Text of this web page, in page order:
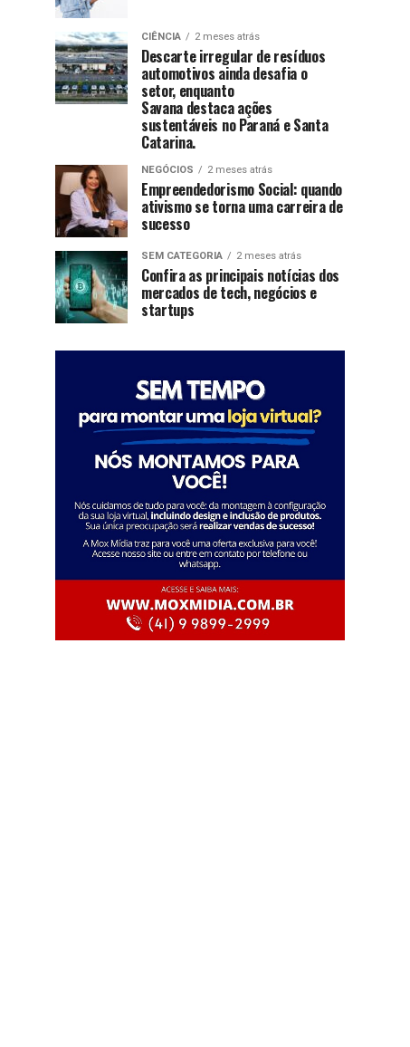
CIÊNCIA 2 meses atrás
Descarte irregular de resíduos
automotivos ainda desafia o
setor, enquanto
Savana destaca ações
sustentáveis no Paraná e Santa
Catarina.
NEGÓCIOS 2 meses atrás
Empreendedorismo Social: quando
ativismo se torna uma carreira de
sucesso
SEM CATEGORIA 2 meses atrás
Confira as principais notícias dos
mercados de tech, negócios e
startups